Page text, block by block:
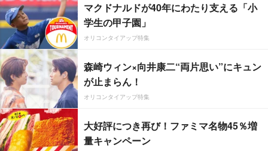
マクドナルドが40年にわたり支える「小
学生の甲子園」
オリコンタイアップ特集
森崎ウィン×向井康二“両片思い”にキュン
が止まらん！
オリコンタイアップ特集
大好評につき再び！ファミマ名物45％増
量キャンペーン